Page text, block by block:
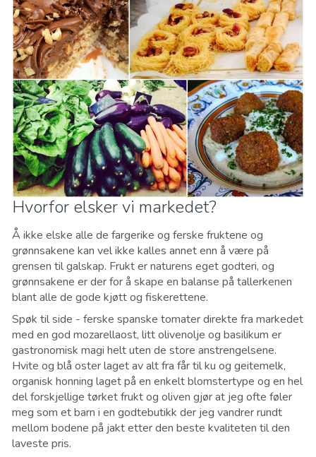
Hvorfor elsker vi markedet?
Å ikke elske alle de fargerike og ferske fruktene og
grønnsakene kan vel ikke kalles annet enn å være på
grensen til galskap. Frukt er naturens eget godteri, og
grønnsakene er der for å skape en balanse på tallerkenen
blant alle de gode kjøtt og fiskerettene.
Spøk til side - ferske spanske tomater direkte fra markedet
med en god mozarellaost, litt olivenolje og basilikum er
gastronomisk magi helt uten de store anstrengelsene.
Hvite og blå oster laget av alt fra får til ku og geitemelk,
organisk honning laget på en enkelt blomstertype og en hel
del forskjellige tørket frukt og oliven gjør at jeg ofte føler
meg som et barn i en godtebutikk der jeg vandrer rundt
mellom bodene på jakt etter den beste kvaliteten til den
laveste pris.